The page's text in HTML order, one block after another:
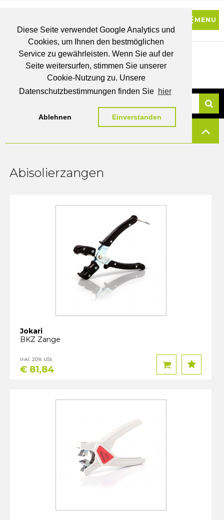
Diese Seite verwendet Google Analytics und
Cookies, um Ihnen den bestmöglichen
Service zu gewährleisten. Wenn Sie auf der
Seite weitersurfen, stimmen Sie unserer
Cookie-Nutzung zu. Unsere
Datenschutzbestimmungen finden Sie hier
Ablehnen Einverstanden
BRUTTO
PREISE
MEIN
WUNSCHLISTE
Abisolierzangen
Jokari
BKZ Zange
€ 81,84
Inkl. 20% USt.